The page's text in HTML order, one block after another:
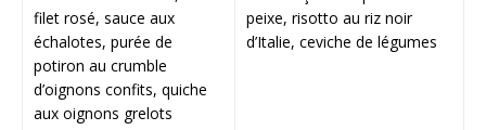
filet rosé, sauce aux
échalotes, purée de
potiron au crumble
d’oignons confits, quiche
aux oignons grelots
peixe, risotto au riz noir
d’Italie, ceviche de légumes